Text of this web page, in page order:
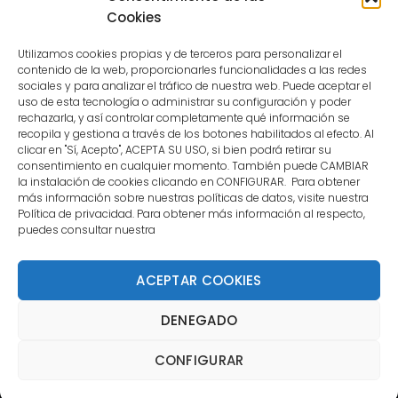
Cookies
Utilizamos cookies propias y de terceros para personalizar el
contenido de la web, proporcionarles funcionalidades a las redes
sociales y para analizar el tráfico de nuestra web. Puede aceptar el
uso de esta tecnología o administrar su configuración y poder
rechazarla, y así controlar completamente qué información se
recopila y gestiona a través de los botones habilitados al efecto. Al
clicar en "Sí, Acepto", ACEPTA SU USO, si bien podrá retirar su
consentimiento en cualquier momento. También puede CAMBIAR
la instalación de cookies clicando en CONFIGURAR. Para obtener
más información sobre nuestras políticas de datos, visite nuestra
Política de privacidad. Para obtener más información al respecto,
puedes consultar nuestra
ACEPTAR COOKIES
DENEGADO
CONFIGURAR
CONTACTO
MENÚ PRINCIPAL
MI CUENTA
DOCUMENTACIÓN
reservados. | La Mejor Tienda de Dardos y Dianas de